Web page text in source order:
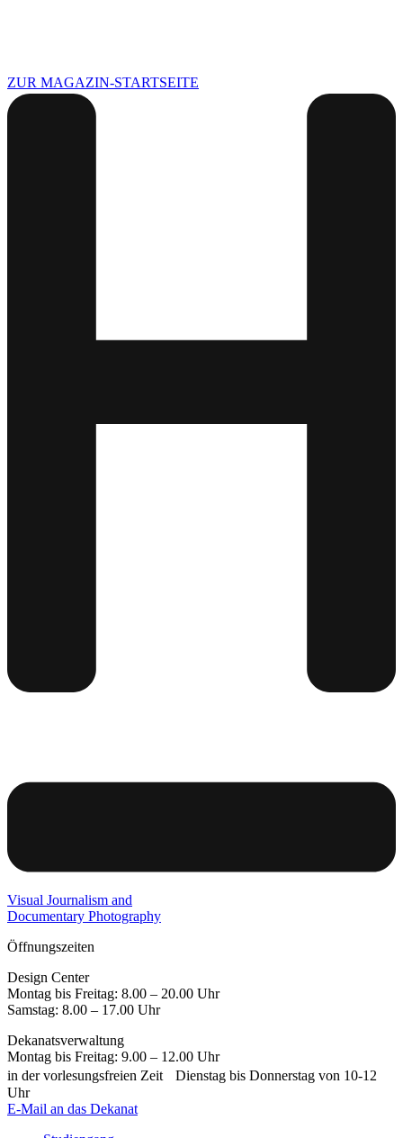
ZUR MAGAZIN-STARTSEITE
Visual Journalism and
Documentary Photography
Öffnungszeiten
Design Center
Montag bis Freitag: 8.00 – 20.00 Uhr
Samstag: 8.00 – 17.00 Uhr
Dekanatsverwaltung
Montag bis Freitag: 9.00 – 12.00 Uhr
in der vorlesungsfreien Zeit Dienstag bis Donnerstag von 10-12
Uhr
E-Mail an das Dekanat